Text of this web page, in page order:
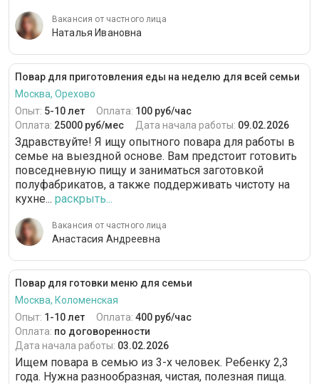
Вакансия от частного лица
Наталья Ивановна
Повар для приготовления еды на неделю для всей семьи
Москва, Орехово
Опыт: 5-10 лет Оплата: 100 руб/час
Оплата: 25000 руб/мес Дата начала работы: 09.02.2026
Здравствуйте! Я ищу опытного повара для работы в
семье на выездной основе. Вам предстоит готовить
повседневную пищу и заниматься заготовкой
полуфабрикатов, а также поддерживать чистоту на
кухне... раскрыть...
Вакансия от частного лица
Анастасия Андреевна
Повар для готовки меню для семьи
Москва, Коломенская
Опыт: 1-10 лет Оплата: 400 руб/час
Оплата: по договоренности
Дата начала работы: 03.02.2026
Ищем повара в семью из 3-х человек. Ребенку 2,3
года. Нужна разнообразная, чистая, полезная пища.